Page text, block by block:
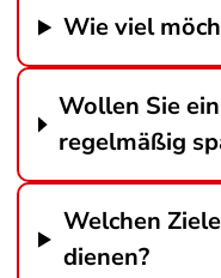
Wie viel
Wollen Sie
regelmäßig
Welchen
dienen?